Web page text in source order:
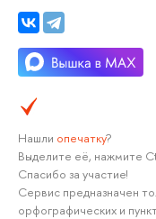
Нашли опечатку?
Выделите её, нажмите
Спасибо за участие!
Сервис предназначен
орфографических и